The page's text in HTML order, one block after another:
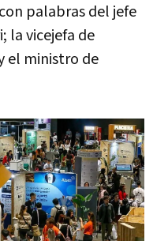
palabras del jefe
la vicejefa de
el ministro de